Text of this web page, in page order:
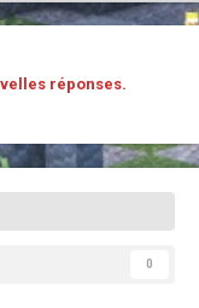
réponses.
0